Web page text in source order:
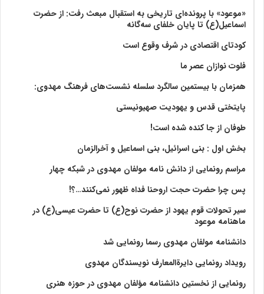
«موعود» با پرونده‌ای تاریخی به استقبال مبعث رفت: از حضرت
اسماعیل(ع) تا پایان خلفای سه‌گانه
کودتای اقتصادی در شرف وقوع است
فلوت نوازان عصر ما
همزمان با بیستمین سالگرد سلسله نشست‌های فرهنگ مهدوی:‌
پایتختی قدس و یهودیت صهیونیستی
طوفان از جا کنده شده است!
بخش اول : بنی اسرائیل، بنی اسماعیل و آخرالزمان
مراسم رونمایی از دانش نامه مولفان مهدوی در شبکه چهار
پس چرا حضرت حجت اروحنا فداه ظهور نمی‌کنند…؟!
سیر تحولات قوم یهود از حضرت نوح(ع) تا حضرت عیسی(ع) در
ماهنامه موعود
دانشنامه مولفان مهدوی رسما رونمایی شد
رویداد رونمایی دایرةالمعارف نویسندگان مهدوی
رونمایی از نخستین دانشنامه مؤلفان مهدوی در حوزه هنری